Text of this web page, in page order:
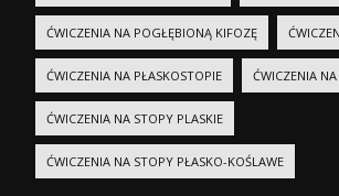
ĆWICZENIA NA POGŁĘBIONĄ KIFOZĘ
ĆWICZENIA NA PŁASKOSTOPIE ĆWICZENIA
ĆWICZENIA NA STOPY PLASKIE
ĆWICZENIA NA STOPY PŁASKO-KOŚLAWE